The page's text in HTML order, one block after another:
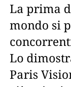
La prima
mondo si
Lo
Paris